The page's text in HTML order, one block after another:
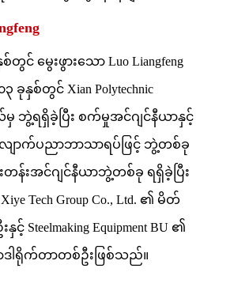
တွင် မွေးဖွားသော Luo Liangfeng
ခုနှစ်တွင် Xian Polytechnic
ဘွဲ့ရရှိခဲ့ပြီး စက်မှုအင်ဂျင်နီယာနှင့်
ာက်ပညာဘာသာရပ်ဖြင့် ဘွဲ့တစ်ခု
တန်းအင်ဂျင်နီယာဘွဲ့တစ်ခု ရရှိခဲ့ပြီး
Tech Group Co., Ltd. ၏ မိတ်
Steelmaking Equipment BU ၏
ဒါရိုက်တာတစ်ဦးဖြစ်သည်။